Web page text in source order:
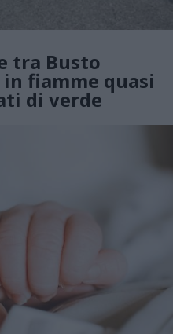
tra Busto
fiamme quasi
di verde